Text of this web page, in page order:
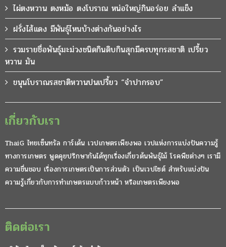
ไผ่ตงหวาน ตงหม้อ ตงโบราณ หน่อใหญ่กินอร่อย ลำแข็ง
ฝรั่งไส้แดง มีพันธุ์ไหนบ้างต่างกันอย่างไร
รวมรายชื่อพันธุ์มะม่วงชนิดกินดิบกินสุกมีครบทุกรสชาติ เปรี้ยว
หวาน มัน
ขนุนโบราณรสชาติหวานปนเปรี้ยว “จำปากรอบ”
เกี่ยวกับเรา
ThaiG ไทยเซ็นทรัล การ์เด้น เวปเกษตรเพียงพอ เวปแห่งการแบ่งปันความรู้
ทางการเกษตร พูดคุยปรึกษากันได้ทุกเรื่องเกี่ยวต้นพันธุ์ไม้ โรคพืชต่างๆ เรามี
ความชื่นชอบ เรื่องการเกษตรเป็นการส่วนตัว เป็นเวปไซต์ สำหรับแบ่งปัน
ความรู้เกี่ยวกับการทำเกษตรแบบก้าวหน้า หรือเกษตรเพียงพอ
ติดต่อเรา